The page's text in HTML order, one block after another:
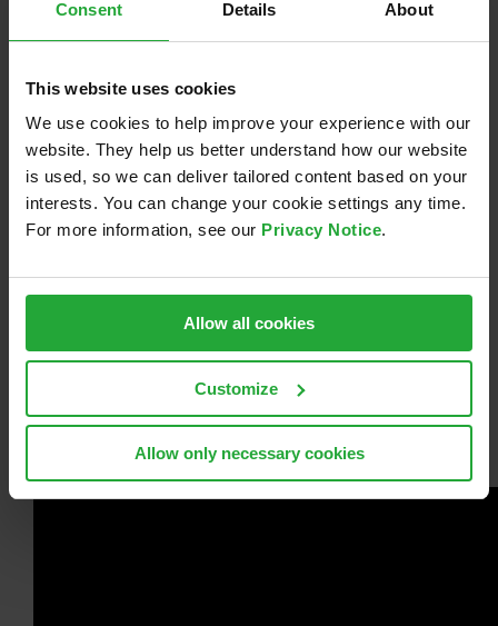
Consent Details About
This website uses cookies
We use cookies to help improve your experience with our
website. They help us better understand how our website
is used, so we can deliver tailored content based on your
interests. You can change your cookie settings any time.
For more information, see our Privacy Notice.
Allow all cookies
Customize
Allow only necessary cookies
unter reproduzierbaren Bedingungen zu ermitteln.
Parameter und liefern Ihnen klare, reproduzierbare und
objektive Ergebnisse über die Leistungsfähigkeit Ihres
Systems und der Systeme von Vergleichsfahrzeugen.
Das bieten wir Ihnen:
✅ Präzise Referenzmessungen und Benchmark
✅ Eine solide Grundlage für die Systemoptimierung
✅ Beratung beim Requirements Engineering
📩 Kontaktieren Sie uns unterrodingresearch@avl.com
Weitere Informationen:Mobilitäts- und Sensorzentrum
– Roding Research